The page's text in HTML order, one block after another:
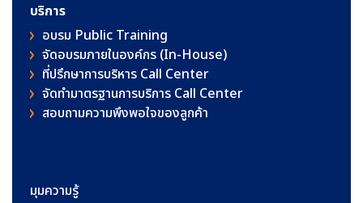
บริการ
อบรม Public Training
จัดอบรมภายในองค์กร (In-House)
ที่ปรึกษาการบริหาร Call Center
จัดทำมาตรฐานการบริการ Call Center
สอบถามความพึงพอใจของลูกค้า
มุมความรู้